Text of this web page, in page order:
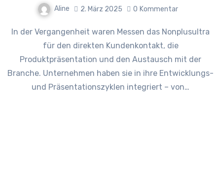
Aline 2. März 2025 0 Kommentar
für den direkten Kundenkontakt, die
Produktpräsentation und den Austausch mit der
Branche. Unternehmen haben sie in ihre Entwicklungs-
und Präsentationszyklen integriert – von…